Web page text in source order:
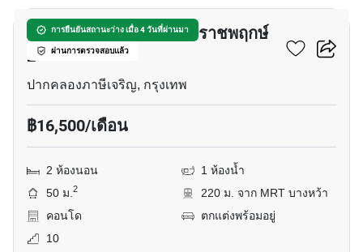
การยืนยันสถานะว่าง เมื่อ 4 วันที่ผ่านมา
ผ่านการตรวจสอบแล้ว
เดอะ เพรสซิเดนท์ สาทร-ราชพฤกษ์
2
ปากคลองภาษีเจริญ, กรุงเทพ
฿16,500/เดือน
2 ห้องนอน
1 ห้องน้ำ
50 ม.2
220 ม. จาก MRT บางหว้า
คอนโด
ตกแต่งพร้อมอยู่
10